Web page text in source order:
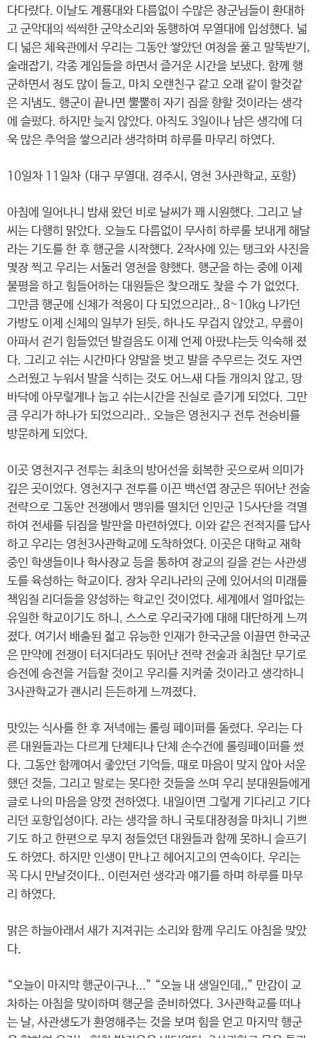
다다랐다. 이날도 계룡대와 다름없이 수많은 장군님들이 환대하
고 군악대의 씩씩한 군악소리와 동행하여 무열대에 입성했다. 넓
디 넓은 체육관에서 우리는 그동안 쌓았던 여정을 풀고 말뚝받기,
술래잡기, 각종 게임들을 하면서 즐거운 시간을 보냈다. 함께 행
군하면서 정도 많이 들고, 마치 오랜친구 같고 오래 같이 할것같
은 지냄도. 행군이 끝나면 뿔뿔히 자기 집을 향할 것이라는 생각
에 슬펐다. 하지만 늦지 않았다. 아직도 3일이나 남은 생각에 더
욱 많은 추억을 쌓으리라 생각하며 하루를 마무리 하였다.
10일차 11일차 (대구 무열대, 경주시, 영천 3사관학교, 포항)
아침에 일어나니 밤새 왔던 비로 날씨가 꽤 시원했다. 그리고 날
씨는 다행히 맑았다. 오늘도 다름없이 무사히 하루룰 보내게 해달
라는 기도를 한 후 행군을 시작했다. 2작사에 있는 탱크와 사진을
몇장 찍고 우리는 서둘러 영천을 향했다. 행군을 하는 중에 이제
불평을 하고 힘들어하는 대원들은 찾으래도 찾을 수 가 없었다.
그만큼 행군에 신체가 적응이 다 되었으리라.. 8~10kg 나가던
가방도 이제 신체의 일부가 된듯, 하나도 무겁지 않았고, 무릎이
아파서 걷기 힘들었던 발걸음도 이제 언제 아팠냐는듯 익숙해 졌
다. 그리고 쉬는 시간마다 양말을 벗고 발을 주무르는 것도 자연
스러웠고 누워서 발을 식히는 것도 어느새 다들 개의치 않고, 땅
바닥에 아무렇게나 눕고 쉬는시간을 진실로 즐기게 되었다. 그만
큼 우리가 하나가 되었으리라.. 오늘은 영천지구 전투 전승비를
방문하게 되었다.
이곳 영천지구 전투는 최초의 방어선을 회복한 곳으로써 의미가
깊은 곳이었다. 영천지구 전투를 이끈 백선엽 장군은 뛰어난 전술
전략으로 그동안 전쟁에서 맹위를 떨치던 인민군 15사단을 격멸
하여 전세를 뒤집을 발판을 마련하였다. 이와 같은 전적지를 답사
하고 우리는 영천3사관학교에 도착하였다. 이곳은 대학교 재학
중인 학생들이나 학사장교 등을 통하여 장교의 길을 걷는 사관생
도를 육성하는 학교이다. 장차 우리나라의 군에 있어서의 미래를
책임질 리더들을 양성하는 학교인 것이었다. 세계에서 얼마없는
유일한 학교이기도 하니, 스스로 우리국가에 대해 대단하게 느껴
졌다. 여기서 배출된 젋고 유능한 인재가 한국군을 이끌면 한국군
은 만약에 전쟁이 터지더라도 뛰어난 전략 전술과 최첨단 무기로
승전에 승전을 거듭할 것이고 우리를 지켜줄 것이라고 생각하니
3사관학교가 괜시리 든든하게 느껴졌다.
맛있는 식사를 한 후 저녁에는 롤링 페이퍼를 돌렸다. 우리는 다
른 대원들과는 다르게 단체티나 단체 손수건에 롤링페이퍼를 썼
다. 그동안 함께여서 좋았던 기억들, 때로 마음이 맞지 않아 서운
했던 것들, 그리고 말로는 못다한 것들을 쓰며 우리 분대원들에게
글로 나의 마음을 양껏 전하였다. 내일이면 그렇게 기다리고 기다
리던 포항입성이다. 라는 생각을 하니 국토대장정을 마치니 기쁘
기도 하고 한편으로 무지 정들었던 대원들과 함께 못하니 슬프기
도 하였다. 하지만 인생이 만나고 헤어지고의 연속이다. 우리는
꼭 다시 만날것이다.. 이런저런 생각과 얘기를 하며 하루를 마무
리 하였다.
맑은 하늘아래서 새가 지져귀는 소리와 함께 우리도 아침을 맞았
다.
“오늘이 마지막 행군이구나...” “오늘 내 생일인데,,” 만감이 교
차하는 아침을 맞이하며 행군을 준비하였다. 3사관학교를 떠나
는 날, 사관생도가 환영해주는 것을 보며 힘을 얻고 마지막 행군